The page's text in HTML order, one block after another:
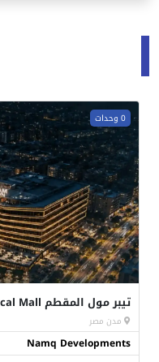
0 وحدات
تيبر مول المقطم Tibr Medical Mall
مدن مصر
Namq Developments